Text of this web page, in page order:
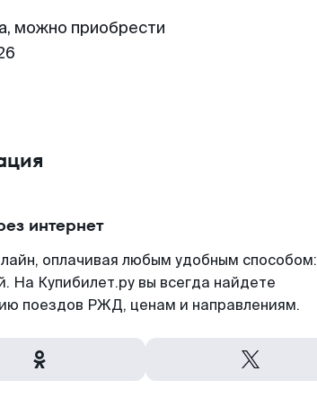
можно приобрести
интернет
оплачивая любым удобным способом:
На Купибилет.ру вы всегда найдете
поездов РЖД, ценам и направлениям.